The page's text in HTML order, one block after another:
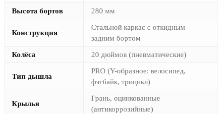
Высота бортов 280 мм
Конструкция
Стальной каркас с откидным
задним бортом
Колёса 20 дюймов (пневматические)
Тип дышла
PRO (Y-образное: велосипед,
фэтбайк, трицикл)
Крылья
Грань, оцинкованные
(антикоррозийные)